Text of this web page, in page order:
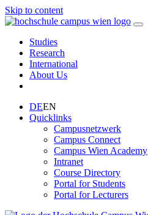
Skip to content
Studies
Research
International
About Us
DEEN
Quicklinks
Campusnetzwerk
Campus Connect
Campus Wien Academy
Intranet
Course Directory
Portal for Students
Portal for Lecturers